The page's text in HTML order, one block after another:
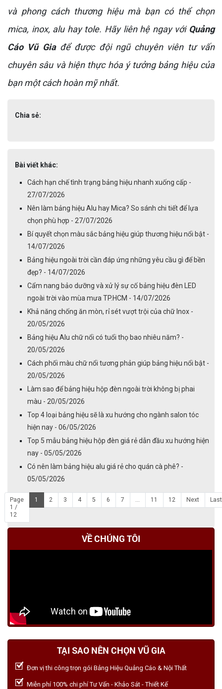
VỀ CHÚNG TÔI
TẠI SAO NÊN CHỌN VŨ GIA
Đơn vị thi công trọn gói Bảng Hiệu Quảng Cáo & Nội Thất
Miễn phí 100% chi phí Tư Vấn - Khảo Sát - Thiết Kế
và phong cách thương hiệu mà bạn có thể chọn
mica, inox, alu hay tole. Hãy liên hệ ngay với Quảng
Cáo Vũ Giađể được đội ngũ chuyên viên tư vấn
chuyên sâu và hiện thực hóa ý tưởng bảng hiệu của
bạn một cách hoàn mỹ nhất.
Chia sẻ:
Bài viết khác:
Cách hạn chế tình trạng bảng hiệu nhanh xuống cấp -
27/07/2026
Nên làm bảng hiệu Alu hay Mica? So sánh chi tiết để lựa
chọn phù hợp - 27/07/2026
Bí quyết chọn màu sắc bảng hiệu giúp thương hiệu nổi bật -
14/07/2026
Bảng hiệu ngoài trời cần đáp ứng những yêu cầu gì để bền
đẹp? - 14/07/2026
Cẩm nang bảo dưỡng và xử lý sự cố bảng hiệu đèn LED
ngoài trời vào mùa mưa TP.HCM - 14/07/2026
Khả năng chống ăn mòn, rỉ sét vượt trội của chữ Inox -
20/05/2026
Bảng hiệu Alu chữ nổi có tuổi thọ bao nhiêu năm? -
20/05/2026
Cách phối màu chữ nổi tương phản giúp bảng hiệu nổi bật -
20/05/2026
Làm sao để bảng hiệu hộp đèn ngoài trời không bị phai
màu - 20/05/2026
Top 4 loại bảng hiệu sẽ là xu hướng cho ngành salon tóc
hiện nay - 06/05/2026
Top 5 mẫu bảng hiệu hộp đèn giá rẻ dẫn đầu xu hướng hiện
nay - 05/05/2026
Có nên làm bảng hiệu alu giá rẻ cho quán cà phê? -
05/05/2026
Page
1 /
12
1 2 3 4 5 6 7 ... 11 12 Next Last